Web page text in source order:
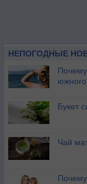
НЕПОГОДНЫЕ
Букет
Чай